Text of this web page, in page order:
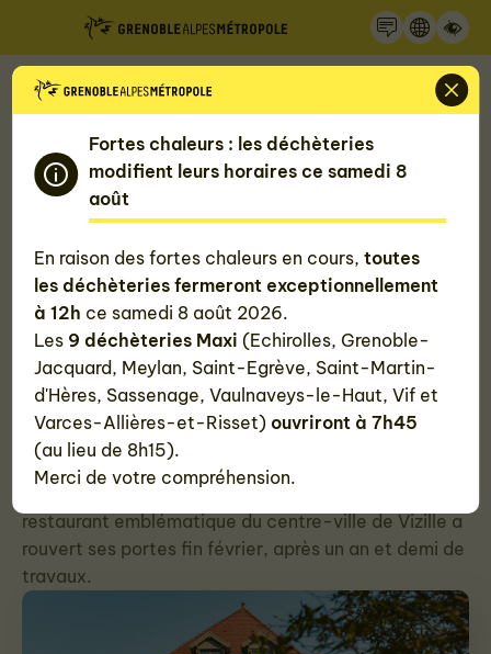
Panneau de gestion des cookies
Fortes chaleurs : les déchèteries
modifient leurs horaires ce samedi 8
août
En raison des fortes chaleurs en cours,toutes
les déchèteries fermeront exceptionnellement
à 12h ce samedi 8 août 2026.
Les 9 déchèteries Maxi (Echirolles, Grenoble-
Jacquard, Meylan, Saint-Egrève, Saint-Martin-
d'Hères, Sassenage, Vaulnaveys-le-Haut, Vif et
Varces-Allières-et-Risset) ouvriront à 7h45
(au lieu de 8h15).
Merci de votre compréhension.
Accueil
Nos actualités
A Vizille, le Relais du Château retrouve sa place au
cœur de la ville
A Vizille, le Relais du Château
retrouve sa place au cœur de la ville
14 avril 2026
#Économie
Fermé depuis plusieurs années, l'ancien hôtel-
restaurant emblématique du centre-ville de Vizille a
rouvert ses portes fin février, après un an et demi de
travaux.